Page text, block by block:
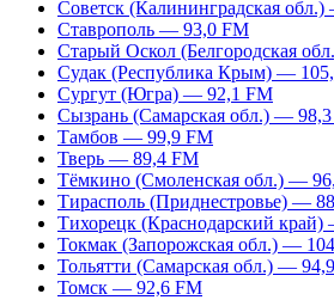
Советск (Калининградская
Ставрополь — 93,0 FM
Старый Оскол (Белгородская
Судак (Республика Крым) —
Сургут (Югра) — 92,1 FM
Сызрань (Самарская обл.) —
Тамбов — 99,9 FM
Тверь — 89,4 FM
Тёмкино (Смоленская обл.) —
Тирасполь (Приднестровье) —
Тихорецк (Краснодарский
Токмак (Запорожская обл.) —
Тольятти (Самарская обл.) —
Томск — 92,6 FM